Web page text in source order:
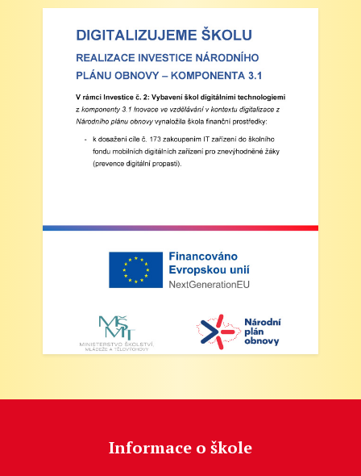
Informace o škole